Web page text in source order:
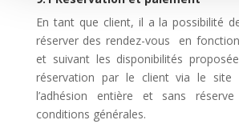
En tant que client, il a la possibilité
réserver des rendez-vous en
et suivant les disponibilités
réservation par le client via le site
l’adhésion entière et sans
conditions générales.